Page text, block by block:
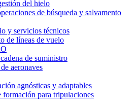
del hielo
de búsqueda y salvamento
y servicios técnicos
de líneas de vuelo
de suministro
aeronaves
agnósticas y adaptables
formación para tripulaciones